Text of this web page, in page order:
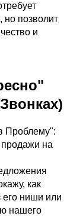
но позволит
и
Проблему":
на
как
его ниши или
нашего